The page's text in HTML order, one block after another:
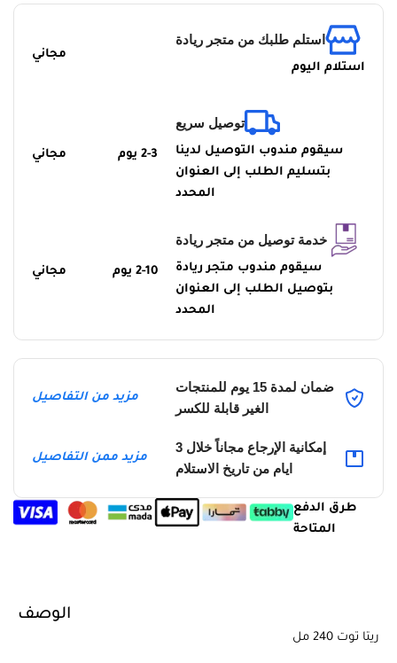
استلم طلبك من متجر ريادة
استلام اليوم
مجاني
توصيل سريع
سيقوم مندوب التوصيل لدينا
بتسليم الطلب إلى العنوان
المحدد
2-3 يوم مجاني
خدمة توصيل من متجر ريادة
سيقوم مندوب متجر ريادة
بتوصيل الطلب إلى العنوان
المحدد
2-10 يوم مجاني
ضمان لمدة 15 يوم للمنتجات
الغير قابلة للكسر
مزيد من التفاصيل
إمكانية الإرجاع مجاناً خلال 3
ايام من تاريخ الاستلام
مزيد ممن التفاصيل
طرق الدفع
المتاحة
الوصف
ريتا توت 240 مل